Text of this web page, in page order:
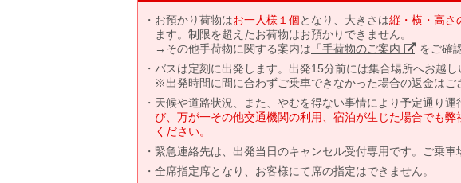
お預かり荷物はお一人様１個となり、大きさは縦・横・高さ
ます。制限を超えたお荷物はお預かりできません。
→その他手荷物に関する案内は 「手荷物のご案内」 をご確
バスは定刻に出発します。出発15分前には集合場所へお越
※出発時間に間に合わずご乗車できなかった場合の返金はご
天候や道路状況、また、やむを得ない事情により予定通り運
び、万が一その他交通機関の利用、宿泊が生じた場合でも
ください。
緊急連絡先は、出発当日のキャンセル受付専用です。ご乗車
全席指定席となり、お客様にて席の指定はできません。